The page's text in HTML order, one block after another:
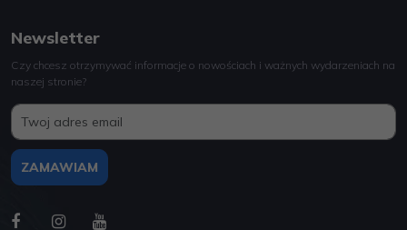
Newsletter
Czy chcesz otrzymywać informacje o nowościach i ważnych wydarzeniach na
naszej stronie?